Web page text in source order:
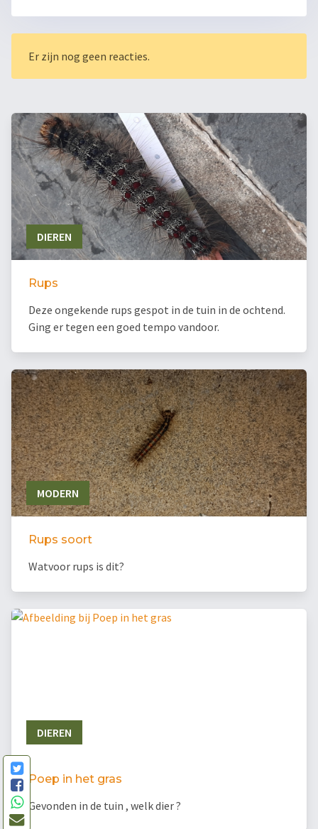
Er zijn nog geen reacties.
DIEREN
Rups
Deze ongekende rups gespot in de tuin in de ochtend.
Ging er tegen een goed tempo vandoor.
MODERN
Rups soort
Watvoor rups is dit?
DIEREN
Poep in het gras
Gevonden in de tuin , welk dier ?